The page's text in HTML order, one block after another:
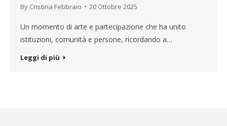
By Cristina Febbraio 20 Ottobre 2025
Un momento di arte e partecipazione che ha unito
istituzioni, comunità e persone, ricordando a…
Leggi di più